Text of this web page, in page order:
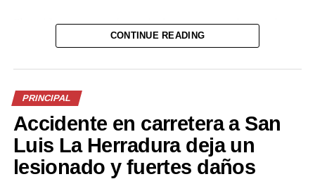
El accidente provocó restricciones temporales en el
tráfico, ya que el vehículo particular quedó bloqueando
carretera. Las autoridades recomendaron a los
conductores extremar precauciones en la zona mientras
se normalizaba el paso vehicular.
Hasta el momento no se han dado a conocer las causas
exactas del percance ni la identidad de los involucrados.
El siniestro se suma a los accidentes reportados en la
CONTINUE READING
PRINCIPAL
Accidente en carretera a San
Luis La Herradura deja un
lesionado y fuertes daños